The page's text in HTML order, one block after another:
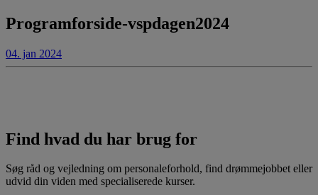
Programforside-vspdagen2024
04. jan 2024
Find hvad du har brug for
Søg råd og vejledning om personaleforhold, find drømmejobbet eller
udvid din viden med specialiserede kurser.